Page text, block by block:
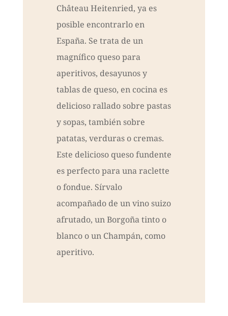
Château Heitenried, ya es
posible encontrarlo en
España. Se trata de un
magnífico queso para
aperitivos, desayunos y
tablas de queso, en cocina es
delicioso rallado sobre pastas
y sopas, también sobre
patatas, verduras o cremas.
Este delicioso queso fundente
es perfecto para una raclette
o fondue. Sírvalo
acompañado de un vino suizo
afrutado, un Borgoña tinto o
blanco o un Champán, como
aperitivo.